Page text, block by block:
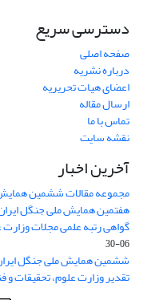
دسترسی سریع
صفحه اصلی
درباره نشریه
اعضای هیات تحریریه
ارسال مقاله
تماس با ما
نقشه سایت
آخرین اخبار
مجموعه مقالات ششمین
هفتمین همایش ملی جنگل
گواهی رتبه علمی مجلات وزارت
06-30
ششمین همایش ملی جنگل
تقدیر وزارت علوم، تحقیقات و